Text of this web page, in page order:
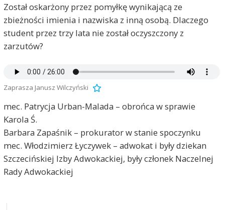
Został oskarżony przez pomyłkę wynikającą ze
zbieżności imienia i nazwiska z inną osobą. Dlaczego
student przez trzy lata nie został oczyszczony z
zarzutów?
Zaprasza Janusz Wilczyński
mec. Patrycja Urban-Malada – obrońca w sprawie
Karola Ś.
Barbara Zapaśnik – prokurator w stanie spoczynku
mec. Włodzimierz Łyczywek – adwokat i były dziekan
Szczecińskiej Izby Adwokackiej, były członek Naczelnej
Rady Adwokackiej